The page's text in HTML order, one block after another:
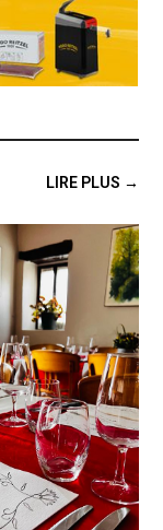
LIRE PLUS →